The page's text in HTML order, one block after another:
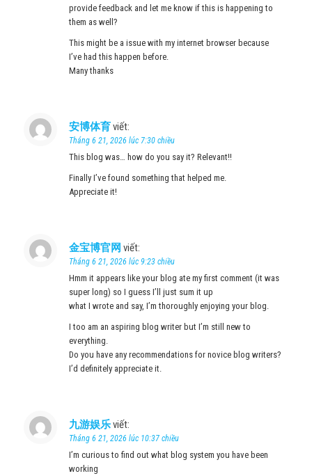
provide feedback and let me know if this is happening to
them as well?
This might be a issue with my internet browser because
I’ve had this happen before.
Many thanks
安博体育viết:
Tháng 6 21, 2026 lúc 7:30 chiều
This blog was… how do you say it? Relevant!!
Finally I’ve found something that helped me.
Appreciate it!
金宝博官网 viết:
Tháng 6 21, 2026 lúc 9:23 chiều
Hmm it appears like your blog ate my first comment (it was
super long) so I guess I’ll just sum it up
what I wrote and say, I’m thoroughly enjoying your blog.
I too am an aspiring blog writer but I’m still new to
everything.
Do you have any recommendations for novice blog writers?
I’d definitely appreciate it.
九游娱乐viết:
Tháng 6 21, 2026 lúc 10:37 chiều
I’m curious to find out what blog system you have been
working